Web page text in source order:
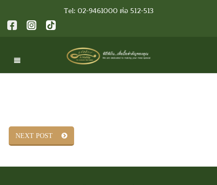
Tel: 02-9461000 ต่อ 512-513
NEXT POST